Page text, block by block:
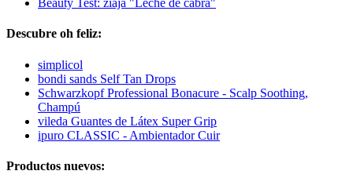
Beauty Test: ziaja "Leche de cabra"
Descubre oh feliz:
simplicol
bondi sands Self Tan Drops
Schwarzkopf Professional Bonacure - Scalp Soothing,
Champú
vileda Guantes de Látex Super Grip
ipuro CLASSIC - Ambientador Cuir
Productos nuevos: